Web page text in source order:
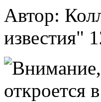
Автор:
известия"